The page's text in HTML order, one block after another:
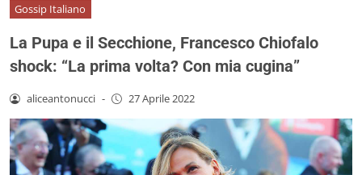
Gossip Italiano
La Pupa e il Secchione, Francesco Chiofalo
shock: “La prima volta? Con mia cugina”
aliceantonucci - 27 Aprile 2022